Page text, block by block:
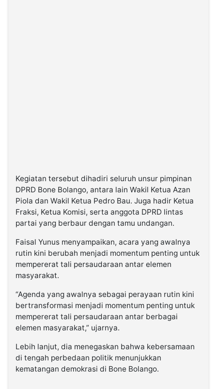
Kegiatan tersebut dihadiri seluruh unsur pimpinan
DPRD Bone Bolango, antara lain Wakil Ketua Azan
Piola dan Wakil Ketua Pedro Bau. Juga hadir Ketua
Fraksi, Ketua Komisi, serta anggota DPRD lintas
partai yang berbaur dengan tamu undangan.
Faisal Yunus menyampaikan, acara yang awalnya
rutin kini berubah menjadi momentum penting untuk
mempererat tali persaudaraan antar elemen
masyarakat.
“Agenda yang awalnya sebagai perayaan rutin kini
bertransformasi menjadi momentum penting untuk
mempererat tali persaudaraan antar berbagai
elemen masyarakat,” ujarnya.
Lebih lanjut, dia menegaskan bahwa kebersamaan
di tengah perbedaan politik menunjukkan
kematangan demokrasi di Bone Bolango.